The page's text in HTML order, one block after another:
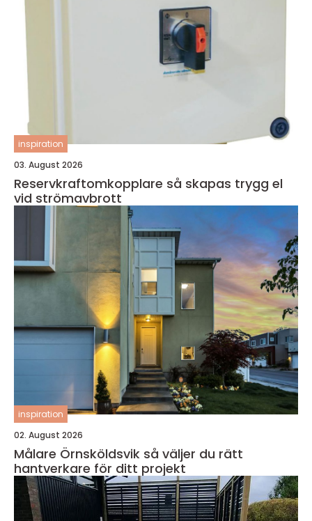
inspiration
03. August 2026
Reservkraftomkopplare så skapas trygg el
vid strömavbrott
inspiration
02. August 2026
Målare Örnsköldsvik så väljer du rätt
hantverkare för ditt projekt